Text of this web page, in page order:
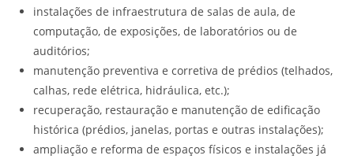
instalações de infraestrutura de salas de aula, de
computação, de exposições, de laboratórios ou de
auditórios;
manutenção preventiva e corretiva de prédios (telhados,
calhas, rede elétrica, hidráulica, etc.);
recuperação, restauração e manutenção de edificação
histórica (prédios, janelas, portas e outras instalações);
ampliação e reforma de espaços físicos e instalações já